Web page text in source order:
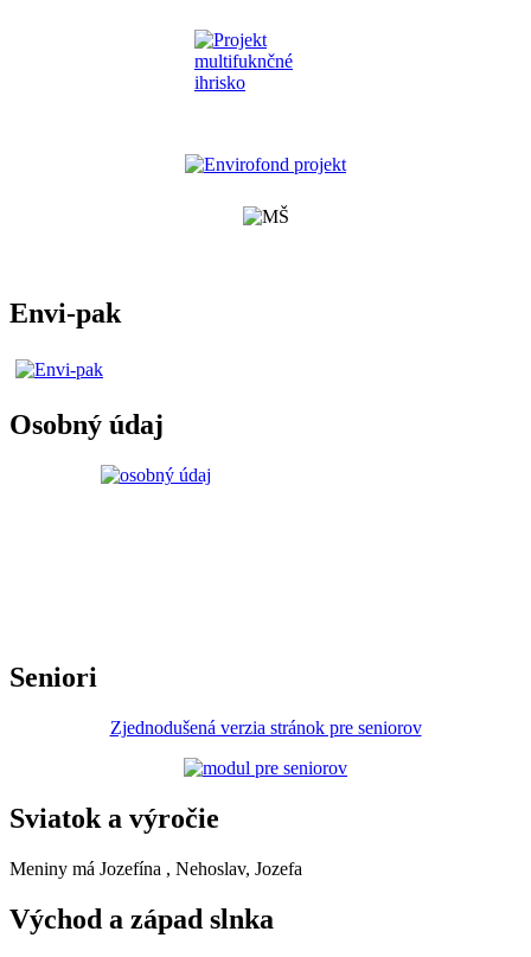
Envi-pak
Osobný údaj
Seniori
Zjednodušená verzia stránok pre seniorov
Sviatok a výročie
Meniny má Jozefína , Nehoslav, Jozefa
Východ a západ slnka